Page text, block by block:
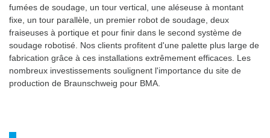
fumées de soudage, un tour vertical, une aléseuse à montant
fixe, un tour parallèle, un premier robot de soudage, deux
fraiseuses à portique et pour finir dans le second système de
soudage robotisé. Nos clients profitent d'une palette plus large de
fabrication grâce à ces installations extrêmement efficaces. Les
nombreux investissements soulignent l'importance du site de
production de Braunschweig pour BMA.